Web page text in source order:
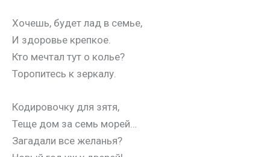
Хочешь, будет лад в семье,
И здоровье крепкое.
Кто мечтал тут о колье?
Торопитесь к зеркалу.
Кодировочку для зятя,
Теще дом за семь морей…
Загадали все желанья?